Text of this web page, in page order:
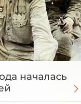
началась